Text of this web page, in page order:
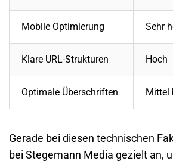
Mobile Optimierung Sehr
Klare URL-Strukturen Hoch
Optimale Überschriften Mittel
Gerade bei diesen technischen
bei Stegemann Media gezielt an,